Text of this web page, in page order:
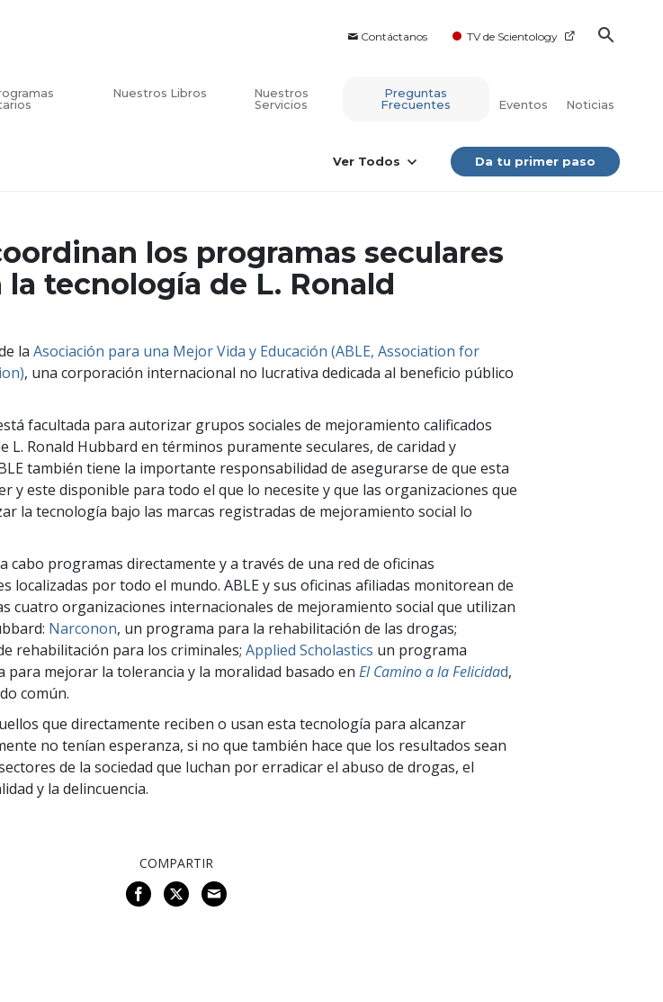
Contáctanos TV de Scientology
Nuestros Libros
Nuestros
Servicios
Preguntas
Frecuentes
Eventos Noticias
Ver Todos Da tu primer paso
los programas seculares
la tecnología de L. Ronald
laAsociación para una Mejor Vida y Educación (ABLE, Association for
, una corporación internacional no lucrativa dedicada al beneficio público
facultada para autorizar grupos sociales de mejoramiento calificados
L. Ronald Hubbard en términos puramente seculares, de caridad y
también tiene la importante responsabilidad de asegurarse de que esta
y este disponible para todo el que lo necesite y que las organizaciones que
la tecnología bajo las marcas registradas de mejoramiento social lo
cabo programas directamente y a través de una red de oficinas
localizadas por todo el mundo. ABLE y sus oficinas afiliadas monitorean de
cuatro organizaciones internacionales de mejoramiento social que utilizan
Narconon, un programa para la rehabilitación de las drogas;
rehabilitación para los criminales;Applied Scholastics un programa
para mejorar la tolerancia y la moralidad basado enEl Camino a la Felicidad,
común.
que directamente reciben o usan esta tecnología para alcanzar
no tenían esperanza, si no que también hace que los resultados sean
de la sociedad que luchan por erradicar el abuso de drogas, el
y la delincuencia.
COMPARTIR